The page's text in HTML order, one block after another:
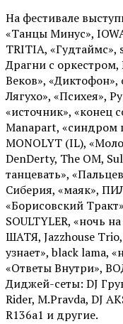
На фестивале
«Танцы Минус»,
TRITIA,
Драгни с
Веков»,
Лягухо», «Психея»,
«источник», «конец
Manapart, «синдром
MONOLYT (IL),
DenDerty, The OM,
танцевать»,
Сиберия, «маяк»,
«Борисовский
SOULTYLER, «ночь
ШАТЯ, Jazzhouse
узнает», black lama,
«Ответы Внутри»,
Диджей-сеты: DJ
Rider, М.Pravda, DJ
R136a1 и другие.